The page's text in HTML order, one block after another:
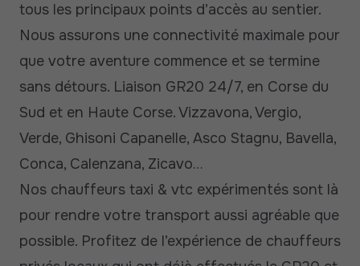
tous les principaux points d’accès au sentier.
Nous assurons une connectivité maximale pour
que votre aventure commence et se termine
sans détours. Liaison GR20 24/7, en Corse du
Sud et en Haute Corse. Vizzavona, Vergio,
Verde, Ghisoni Capanelle, Asco Stagnu, Bavella,
Conca, Calenzana, Zicavo…
Nos chauffeurs taxi & vtc expérimentés sont là
pour rendre votre transport aussi agréable que
possible. Profitez de l’expérience de chauffeurs